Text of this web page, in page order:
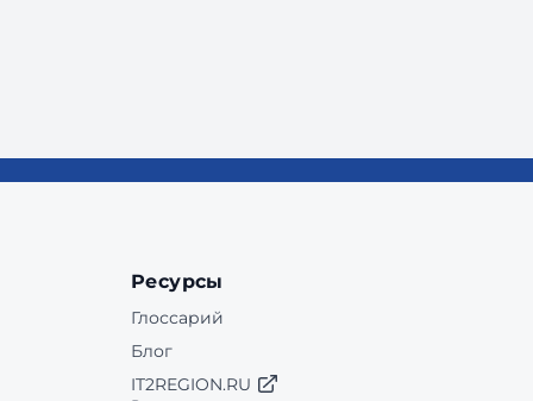
Ресурсы
Глоссарий
Блог
IT2REGION.RU